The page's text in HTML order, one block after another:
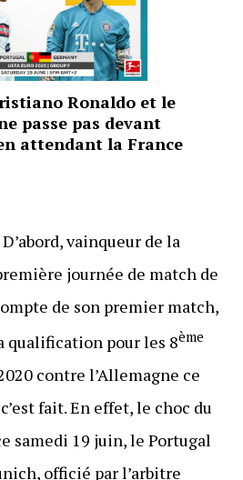
Ronaldo et le
passe pas devant
attendant la France
vainqueur de la
journée de match de
de son premier match,
qualification pour les 8ème
contre l’Allemagne ce
fait. En effet, le choc du
samedi 19 juin, le Portugal
officié par l’arbitre